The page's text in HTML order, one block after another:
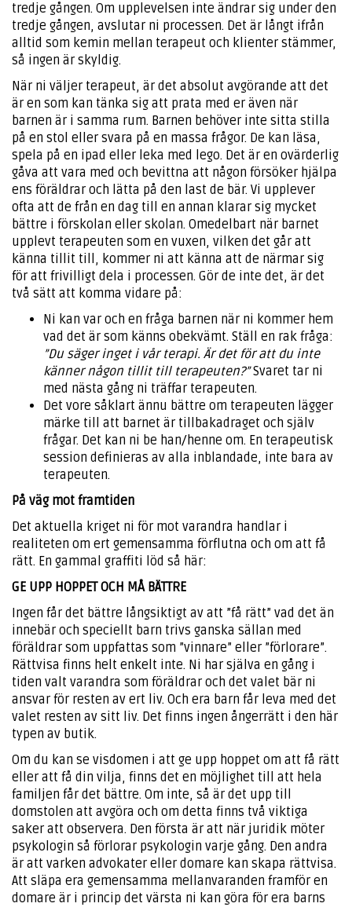
tredje gången. Om upplevelsen inte ändrar sig under den
tredje gången, avslutar ni processen. Det är långt ifrån
alltid som kemin mellan terapeut och klienter stämmer,
så ingen är skyldig.
När ni väljer terapeut, är det absolut avgörande att det
är en som kan tänka sig att prata med er även när
barnen är i samma rum. Barnen behöver inte sitta stilla
på en stol eller svara på en massa frågor. De kan läsa,
spela på en ipad eller leka med lego. Det är en ovärderlig
gåva att vara med och bevittna att någon försöker hjälpa
ens föräldrar och lätta på den last de bär. Vi upplever
ofta att de från en dag till en annan klarar sig mycket
bättre i förskolan eller skolan. Omedelbart när barnet
upplevt terapeuten som en vuxen, vilken det går att
känna tillit till, kommer ni att känna att de närmar sig
för att frivilligt dela i processen. Gör de inte det, är det
två sätt att komma vidare på:
Ni kan var och en fråga barnen när ni kommer hem
vad det är som känns obekvämt. Ställ en rak fråga:
”Du säger inget i vår terapi. Är det för att du inte
känner någon tillit till terapeuten?”Svaret tar ni
med nästa gång ni träffar terapeuten.
Det vore såklart ännu bättre om terapeuten lägger
märke till att barnet är tillbakadraget och själv
frågar. Det kan ni be han/henne om. En terapeutisk
session definieras av alla inblandade, inte bara av
terapeuten.
På väg mot framtiden
Det aktuella kriget ni för mot varandra handlar i
realiteten om ert gemensamma förflutna och om att få
rätt. En gammal graffiti löd så här:
GE UPP HOPPET OCH MÅ BÄTTRE
Ingen får det bättre långsiktigt av att ”få rätt” vad det än
innebär och speciellt barn trivs ganska sällan med
föräldrar som uppfattas som ”vinnare” eller ”förlorare”.
Rättvisa finns helt enkelt inte. Ni har själva en gång i
tiden valt varandra som föräldrar och det valet bär ni
ansvar för resten av ert liv. Och era barn får leva med det
valet resten av sitt liv. Det finns ingen ångerrätt i den här
typen av butik.
Om du kan se visdomen i att ge upp hoppet om att få rätt
eller att få din vilja, finns det en möjlighet till att hela
familjen får det bättre. Om inte, så är det upp till
domstolen att avgöra och om detta finns två viktiga
saker att observera. Den första är att när juridik möter
psykologin så förlorar psykologin varje gång. Den andra
är att varken advokater eller domare kan skapa rättvisa.
Att släpa era gemensamma mellanvaranden framför en
domare är i princip det värsta ni kan göra för era barns